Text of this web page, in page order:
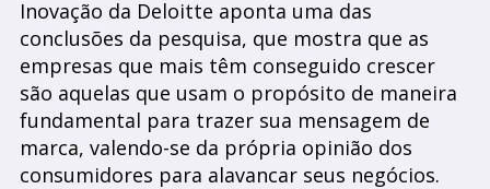
Inovação da Deloitte aponta uma das
conclusões da pesquisa, que mostra que as
empresas que mais têm conseguido crescer
são aquelas que usam o propósito de maneira
fundamental para trazer sua mensagem de
marca, valendo-se da própria opinião dos
consumidores para alavancar seus negócios.